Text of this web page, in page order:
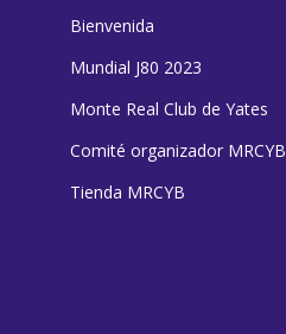
Bienvenida
Mundial J80 2023
Monte Real Club de Yates
Comité organizador MRCYB
Tienda MRCYB